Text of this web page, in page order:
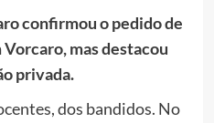
confirmou o pedido de
mas destacou
privada.
dos bandidos. No